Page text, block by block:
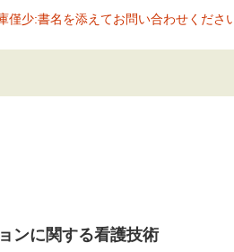
僅少:書名を添えてお問い合わせくださ
ンに関する看護技術